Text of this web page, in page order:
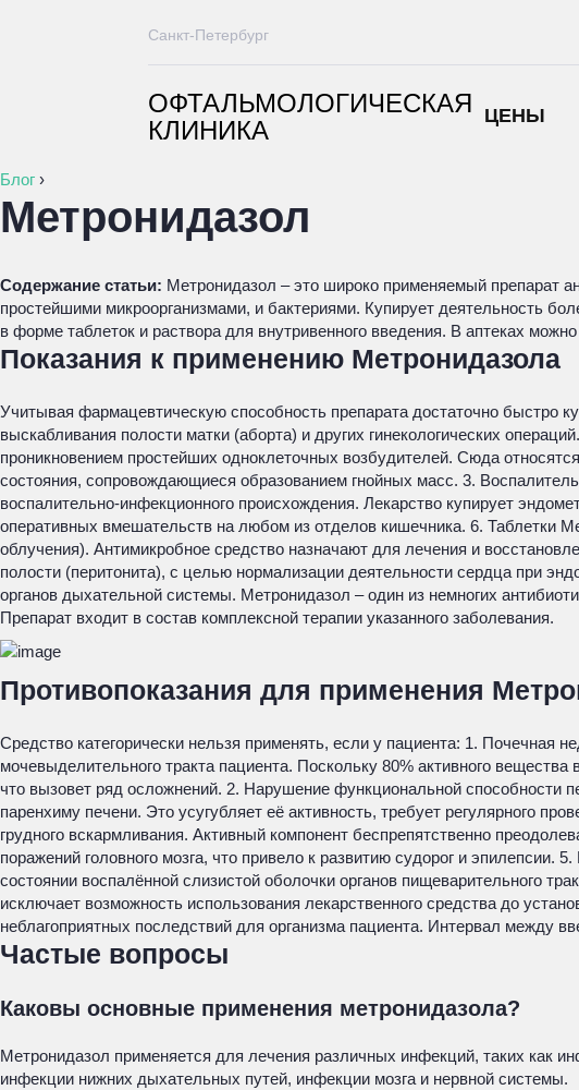
ОФТАЛЬМОЛОГИЧЕСКАЯ
КЛИНИКА
ЦЕНЫ
Санкт-Петербург
Блог ›
Метронидазол
Содержание статьи: Метронидазол – это широко применяемый препарат
простейшими микроорганизмами, и бактериями. Купирует деятельность
в форме таблеток и раствора для внутривенного введения. В аптеках
Показания к применению Метронидазола
Учитывая фармацевтическую способность препарата достаточно быстро
выскабливания полости матки (аборта) и других гинекологических
проникновением простейших одноклеточных возбудителей. Сюда
состояния, сопровождающиеся образованием гнойных масс. 3.
воспалительно-инфекционного происхождения. Лекарство купирует
оперативных вмешательств на любом из отделов кишечника. 6. Таблетки
облучения). Антимикробное средство назначают для лечения и
полости (перитонита), с целью нормализации деятельности сердца при
органов дыхательной системы. Метронидазол – один из немногих
Препарат входит в состав комплексной терапии указанного заболевания.
Противопоказания для применения
Средство категорически нельзя применять, если у пациента: 1. Почечная
мочевыделительного тракта пациента. Поскольку 80% активного
что вызовет ряд осложнений. 2. Нарушение функциональной способности
паренхиму печени. Это усугубляет её активность, требует регулярного
грудного вскармливания. Активный компонент беспрепятственно
поражений головного мозга, что привело к развитию судорог и эпилепсии.
состоянии воспалённой слизистой оболочки органов пищеварительного
исключает возможность использования лекарственного средства до
неблагоприятных последствий для организма пациента. Интервал между
Частые вопросы
Каковы основные применения метронидазола?
Метронидазол применяется для лечения различных инфекций, таких как
инфекции нижних дыхательных путей, инфекции мозга и нервной системы.